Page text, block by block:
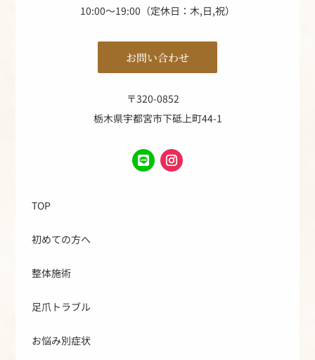
10:00～19:00（定休日：木,日,祝）
お問い合わせ
〒320-0852
栃木県宇都宮市下砥上町44-1
TOP
初めての方へ
整体施術
足爪トラブル
お悩み別症状